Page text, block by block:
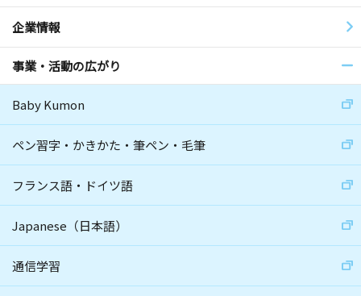
企業情報
事業・活動の広がり
Baby Kumon
ペン習字・かきかた・筆ペン・毛筆
フランス語・ドイツ語
Japanese（日本語）
通信学習